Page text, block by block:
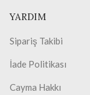
YARDIM
Sipariş Takibi
İade Politikası
Cayma Hakkı